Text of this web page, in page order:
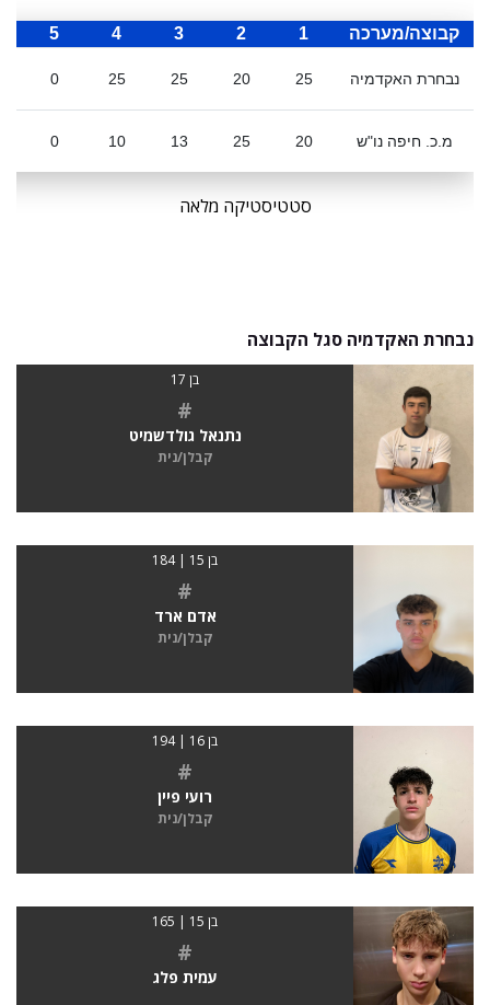
קבוצה/מערכה 1
2
3
4
5
נבחרת האקדמיה 25
20
25
25
0
מ.כ. חיפה נו"ש 20
25
13
10
0
סטטיסטיקה מלאה
נבחרת האקדמיה סגל הקבוצה
בן 17
#
נתנאל גולדשמיט
קבלן/נית
בן 15 | 184
#
אדם ארד
קבלן/נית
בן 16 | 194
#
רועי פיין
קבלן/נית
בן 15 | 165
#
עמית פלג